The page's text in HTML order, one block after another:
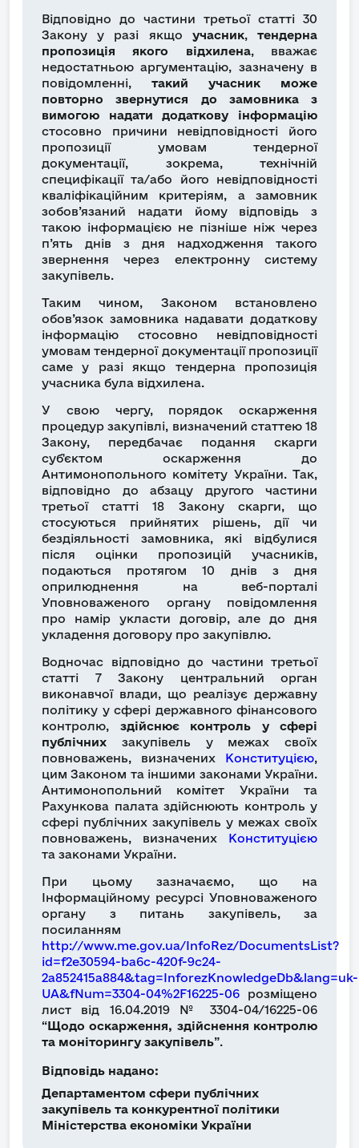
Відповідно до частини третьої статті 30
Закону у разі якщо учасник,тендерна
пропозиція якого відхилена, вважає
недостатньою аргументацію, зазначену в
повідомленні, такий учасник може
повторно звернутися до замовника з
вимогою надати додаткову інформацію
стосовно причини невідповідності його
пропозиції умовам тендерної
документації, зокрема, технічній
специфікації та/або його невідповідності
кваліфікаційним критеріям, а замовник
зобов’язаний надати йому відповідь з
такою інформацією не пізніше ніж через
п’ять днів з дня надходження такого
звернення через електронну систему
закупівель.
Таким чином, Законом встановлено
обов’язок замовника надавати додаткову
інформацію стосовно невідповідності
умовам тендерної документації пропозиції
саме у разі якщо тендерна пропозиція
учасника була відхилена.
У свою чергу, порядок оскарження
процедур закупівлі, визначений статтею 18
Закону, передбачає подання скарги
суб'єктом оскарження до
Антимонопольного комітету України. Так,
відповідно до абзацу другого частини
третьої статті 18 Закону скарги, що
стосуються прийнятих рішень, дії чи
бездіяльності замовника, які відбулися
після оцінки пропозицій учасників,
подаються протягом 10 днів з дня
оприлюднення на веб-порталі
Уповноваженого органу повідомлення
про намір укласти договір, але до дня
укладення договору про закупівлю.
Водночас відповідно до частини третьої
статті 7 Закону центральний орган
виконавчої влади, що реалізує державну
політику у сфері державного фінансового
контролю, здійснює контроль у сфері
публічних закупівель у межах своїх
повноважень, визначених Конституцією,
цим Законом та іншими законами України.
Антимонопольний комітет України та
Рахункова палата здійснюють контроль у
сфері публічних закупівель у межах своїх
повноважень, визначених Конституцією
та законами України.
При цьому зазначаємо, що на
Інформаційному ресурсі Уповноваженого
органу з питань закупівель, за
посиланням
http://www.me.gov.ua/InfoRez/DocumentsList?
id=f2e30594-ba6c-420f-9c24-
2a852415a884&tag=InforezKnowledgeDb&lang=uk-
UA&fNum=3304-04%2F16225-06 розміщено
лист від 16.04.2019 № 3304-04/16225-06
“Щодо оскарження, здійснення контролю
та моніторингу закупівель”.
Відповідь надано:
Департаментом сфери публічних
закупівель та конкурентної політики
Міністерства економіки України